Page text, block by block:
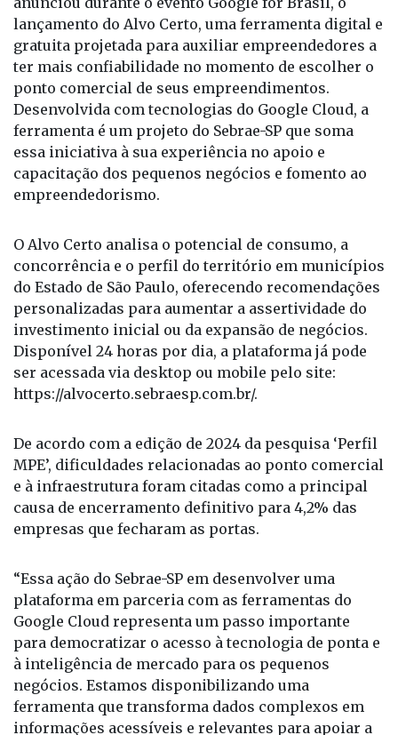
O Google Cloud, juntamente com o Sebrae-SP,
anunciou durante o evento Google for Brasil, o
lançamento do Alvo Certo, uma ferramenta digital e
gratuita projetada para auxiliar empreendedores a
ter mais confiabilidade no momento de escolher o
ponto comercial de seus empreendimentos.
Desenvolvida com tecnologias do Google Cloud, a
ferramenta é um projeto do Sebrae-SP que soma
essa iniciativa à sua experiência no apoio e
capacitação dos pequenos negócios e fomento ao
O Alvo Certo analisa o potencial de consumo, a
concorrência e o perfil do território em municípios
do Estado de São Paulo, oferecendo recomendações
personalizadas para aumentar a assertividade do
investimento inicial ou da expansão de negócios.
Disponível 24 horas por dia, a plataforma já pode
ser acessada via desktop ou mobile pelo site:
De acordo com a edição de 2024 da pesquisa ‘Perfil
MPE’, dificuldades relacionadas ao ponto comercial
e à infraestrutura foram citadas como a principal
causa de encerramento definitivo para 4,2% das
“Essa ação do Sebrae-SP em desenvolver uma
plataforma em parceria com as ferramentas do
Google Cloud representa um passo importante
para democratizar o acesso à tecnologia de ponta e
à inteligência de mercado para os pequenos
negócios. Estamos disponibilizando uma
ferramenta que transforma dados complexos em